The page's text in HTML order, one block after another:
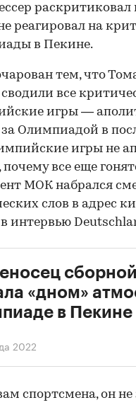
раскритиковал
реагировал на
в Пекине.
тем, что
все
игры —
Олимпиадой в
игры не
почему все еще
МОК набрался
слов в адрес
в интервью
«дном»
в Пекине
2022
спортсмена, он